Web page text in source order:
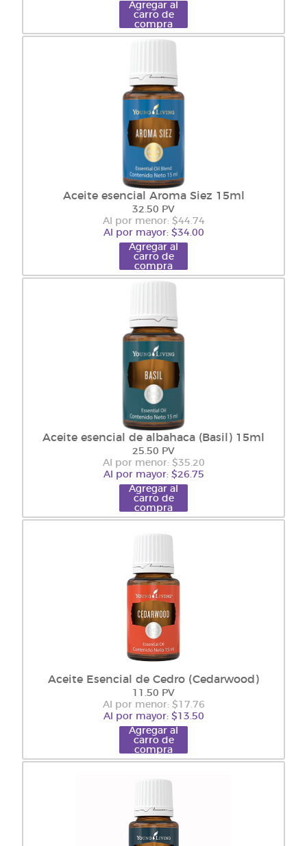
Agregar al
carro de
compra
Aceite esencial Aroma Siez 15ml
32.50 PV
Al por menor: $44.74
Al por mayor: $34.00
Agregar al
carro de
compra
Aceite esencial de albahaca (Basil) 15ml
25.50 PV
Al por menor: $35.20
Al por mayor: $26.75
Agregar al
carro de
compra
Aceite Esencial de Cedro (Cedarwood)
11.50 PV
Al por menor: $17.76
Al por mayor: $13.50
Agregar al
carro de
compra